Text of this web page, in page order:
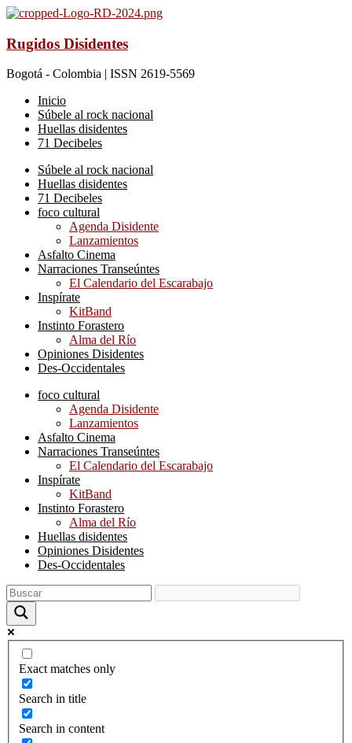
Rugidos Disidentes
Bogotá - Colombia | ISSN 2619-5569
Inicio
Súbele al rock nacional
Huellas disidentes
71 Decibeles
Súbele al rock nacional
Huellas disidentes
71 Decibeles
foco cultural
Agenda Disidente
Lanzamientos
Asfalto Cinema
Narraciones Transeúntes
El Calendario del Escarabajo
Inspírate
KitBand
Instinto Forastero
Alma del Río
Opiniones Disidentes
Des-Occidentales
foco cultural
Agenda Disidente
Lanzamientos
Asfalto Cinema
Narraciones Transeúntes
El Calendario del Escarabajo
Inspírate
KitBand
Instinto Forastero
Alma del Río
Huellas disidentes
Opiniones Disidentes
Des-Occidentales
Exact matches only
Search in title
Search in content